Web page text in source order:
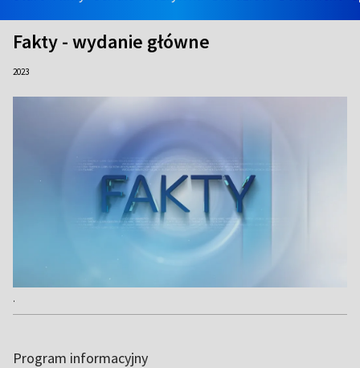
Fakty - wydanie główne
2023
.
Program informacyjny